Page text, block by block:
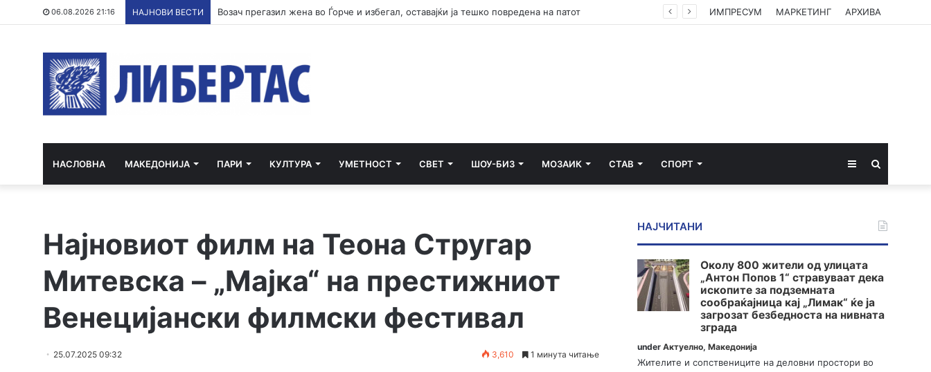
06.08.2026 21:16 НАЈНОВИ ВЕСТИ Возач прегазил жена во Ѓорче и избегал, оставајќи ја тешко повредена на патот ИМПРЕСУМ МАРКЕТИНГ АРХИВА
НАСЛОВНА МАКЕДОНИЈА ПАРИ КУЛТУРА УМЕТНОСТ СВЕТ ШОУ-БИЗ МОЗАИК СТАВ СПОРТ Sidebar
Најновиот филм на Теона Стругар
Митевска – „Мајка“ на престижниот
Венецијански филмски фестивал
25.07.2025 09:32 3,610 1 минута читање
НАЈЧИТАНИ
Околу 800 жители од улицата
„Антон Попов 1“ стравуваат дека
ископите за подземната
сообраќајница кај „Лимак“ ќе ја
загрозат безбедноста на нивната
зграда
underАктуелно,Македонија
Жителите и сопствениците на деловни простори во